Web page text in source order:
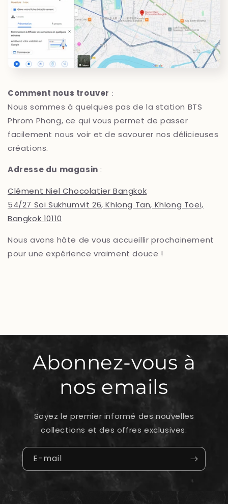
Comment nous trouver :
Nous sommes à quelques pas de la station BTS
Phrom Phong, ce qui vous permet de passer
facilement nous voir et de savourer nos délicieuses
créations.
Adresse du magasin :
Clément Niel Chocolatier Bangkok
54/27 Soi Sukhumvit 26, Khlong Tan, Khlong Toei,
Bangkok 10110
Nous avons hâte de vous accueillir prochainement
pour une expérience vraiment douce !
Abonnez-vous à
nos emails
Soyez le premier informé des nouvelles
collections et des offres exclusives.
E-mail